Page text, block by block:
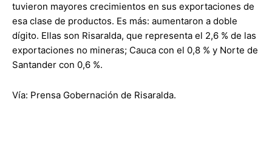
tuvieron mayores crecimientos en sus exportaciones de
esa clase de productos. Es más: aumentaron a doble
dígito. Ellas son Risaralda, que representa el 2,6 % de las
exportaciones no mineras; Cauca con el 0,8 % y Norte de
Santander con 0,6 %.
Vía: Prensa Gobernación de Risaralda.